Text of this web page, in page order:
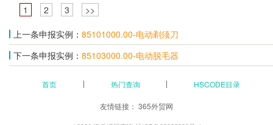
1 2 3
>>
上一条申报实例： 85101000.00-电动剃须刀
下一条申报实例： 85103000.00-电动脱毛器
首页 热门查询 HSCODE目录
友情链接： 365外贸网